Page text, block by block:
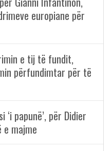
europiane për
e tij të fundit,
përfundimtar për të
‘i papunë’, për Didier
e majme